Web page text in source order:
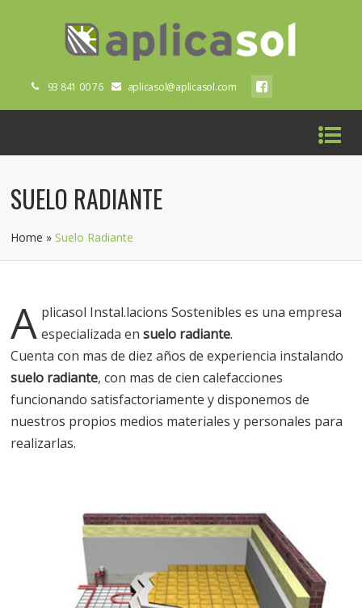
93 841 00 76 aplicasol@aplicasol.com
SUELO RADIANTE
Home » Suelo Radiante
A plicasol Instal.lacions Sostenibles es una empresa
especializada ensuelo radiante.
Cuenta con mas de diez años de experiencia instalando
suelo radiante, con mas de cien calefacciones
funcionando satisfactoriamente y disponemos de
nuestros propios medios materiales y personales para
realizarlas.